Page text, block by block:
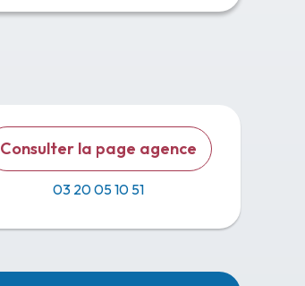
Consulter la page agence
03 20 05 10 51